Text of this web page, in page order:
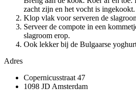
zacht zijn en het vocht is
Klop vlak voor serveren de
Serveer de compote in een
slagroom erop.
Ook lekker bij de Bulgaarse
Adres
Copernicusstraat 47
1098 JD Amsterdam